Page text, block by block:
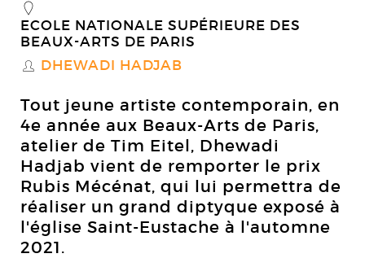
_
ECOLE NATIONALE SUPÉRIEURE DES
BEAUX-ARTS DE PARIS
S DHEWADI HADJAB
Tout jeune artiste contemporain, en
4e année aux Beaux-Arts de Paris,
atelier de Tim Eitel, Dhewadi
Hadjab vient de remporter le prix
Rubis Mécénat, qui lui permettra de
réaliser un grand diptyque exposé à
l'église Saint-Eustache à l'automne
2021.